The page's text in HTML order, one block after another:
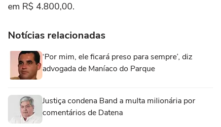
em R$ 4.800,00.
Notícias relacionadas
‘Por mim, ele ficará preso para sempre’, diz
advogada de Maníaco do Parque
Justiça condena Band a multa milionária por
comentários de Datena